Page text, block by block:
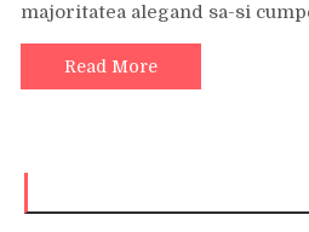
majoritatea alegand sa-si
Read More